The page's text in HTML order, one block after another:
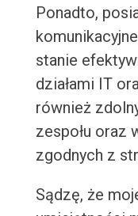
Ponadto,
stanie
działami IT
również
zespołu oraz
zgodnych z
Sądzę, że